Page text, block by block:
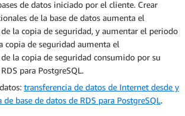
de datos iniciado por el cliente. Crear
de la base de datos aumenta el
la copia de seguridad, y aumentar el periodo
copia de seguridad aumenta el
la copia de seguridad consumido por su
para PostgreSQL.
transferencia de datos de Internet desde y
de base de datos de RDS para PostgreSQL.